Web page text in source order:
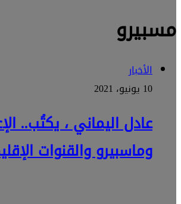
مسبيرو
الأخبار
10 يونيو، 2021
عادل اليماني ، يكتُب..
وماسبيرو والقنوات